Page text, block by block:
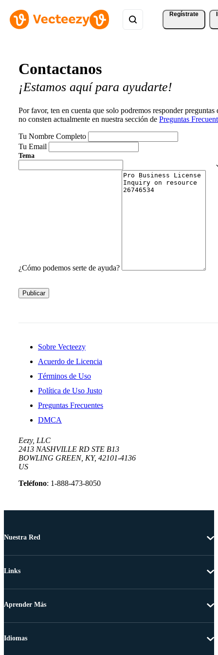
Regístrate
Contactanos
¡Estamos aquí para ayudarte!
Por favor, ten en cuenta que solo podremos responder preguntas
no consten actualmente en nuestra sección de Preguntas
Tu Nombre Completo
Tu Email
Tema
¿Cómo podemos serte de ayuda?
Publicar
Sobre Vecteezy
Acuerdo de Licencia
Términos de Uso
Política de Uso Justo
Preguntas Frecuentes
DMCA
Eezy, LLC
2413 NASHVILLE RD STE B13
BOWLING GREEN, KY, 42101-4136
US
Teléfono: 1-888-473-8050
Nuestra Red
Links
Aprender Más
Idiomas